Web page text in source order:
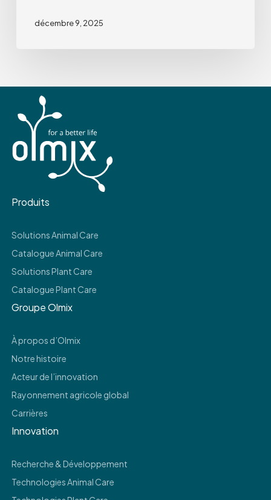
solutions
décembre 9, 2025
Produits
Solutions Animal Care
Catalogue Animal Care
Solutions Plant Care
Catalogue Plant Care
Groupe Olmix
À propos d’Olmix
Notre histoire
Acteur de l’innovation
Rayonnement agricole global
Carrières
Innovation
Recherche & Développement
Technologies Animal Care